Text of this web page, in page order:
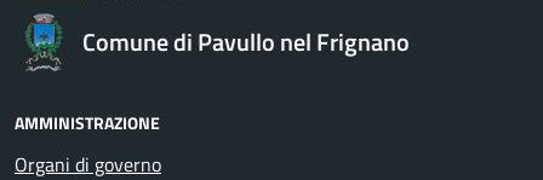
Comune di Pavullo nel Frignano
AMMINISTRAZIONE
Organi di governo